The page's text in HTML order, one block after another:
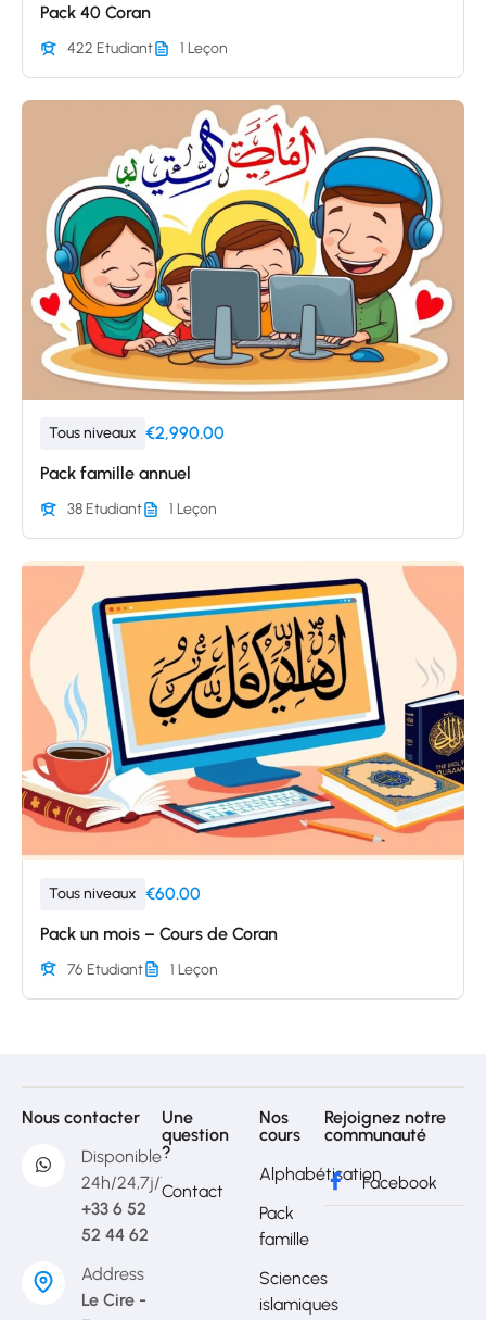
Pack 40 Coran
422 Etudiant 1 Leçon
Tous niveaux €2,990.00
Pack famille annuel
38 Etudiant 1 Leçon
Tous niveaux €60.00
Pack un mois – Cours de Coran
76 Etudiant 1 Leçon
Nous contacter
Disponible
24h/24,7j/7
+33 6 52
52 44 62
Address
Le Cire -
Une
question
?
Contact
Nos
cours
Alphabétisation
Pack
famille
Sciences
islamiques
Rejoignez notre
communauté
Facebook